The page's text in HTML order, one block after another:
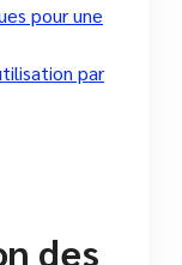
pour une
par
des